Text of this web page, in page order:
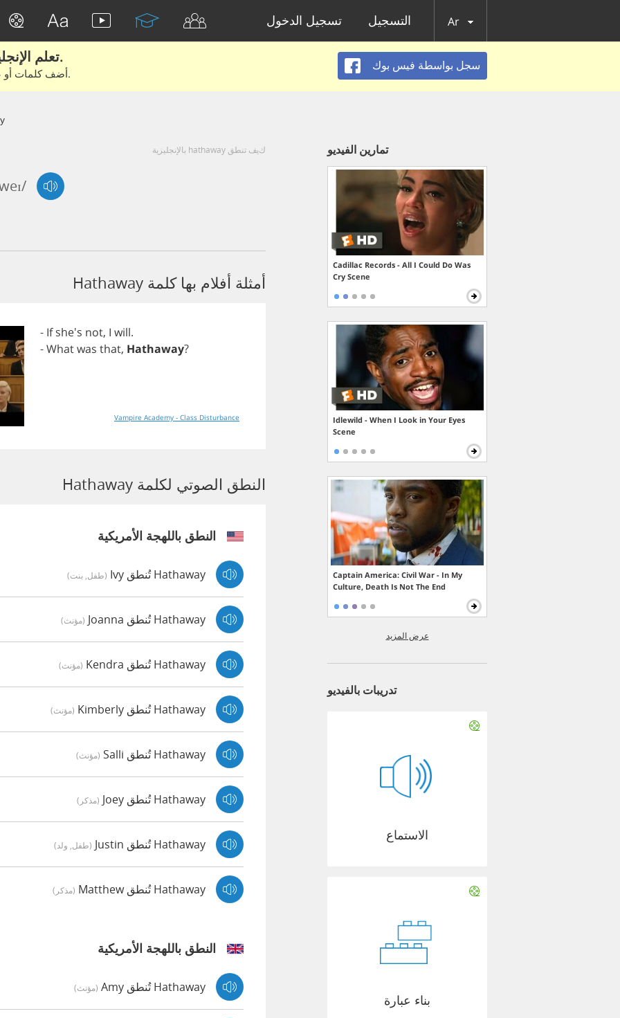
تسجيل الدخول التسجيل Ar
تعلم الإنجليزية الحقيقية من الأفلام والكتب.
أضف كلمات أو عبارات للتعلم والتدريب مع متعلمين آخرين.
سجل بواسطة فيس بوك
كيف تنطق hathaway بالإنجليزية
أمثلة أفلام بها كلمة Hathaway
- Ifshe's not, I will.
-Whatwas that, Hathaway?
Vampire Academy - Class Disturbance
النطق الصوتي لكلمة Hathaway
النطق باللهجة الأمريكية
Hathaway تُنطق Ivy (طفل, بنت)
Hathaway تُنطق Joanna (مؤنث)
Hathaway تُنطق Kendra (مؤنث)
Hathaway تُنطق Kimberly (مؤنث)
Hathaway تُنطق Salli (مؤنث)
Hathaway تُنطق Joey (مذكر)
Hathaway تُنطق Justin (طفل, ولد)
Hathaway تُنطق Matthew (مذكر)
النطق باللهجة الأمريكية
Hathaway تُنطق Amy (مؤنث)
تمارين الفيديو
Cadillac Records - All I Could Do Was
Cry Scene
Idlewild - When I Look in Your Eyes
Scene
Captain America: Civil War - In My
Culture, Death Is Not The End
عرض المزيد
تدريبات بالفيديو
الاستماع
بناء عبارة